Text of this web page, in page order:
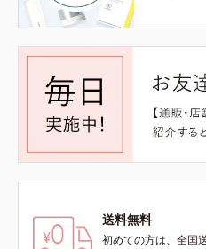
送料無料
初めての方は、全国